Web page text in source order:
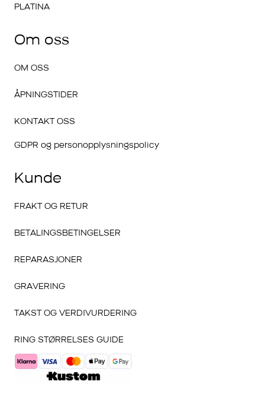
PLATINA
Om oss
OM OSS
ÅPNINGSTIDER
KONTAKT OSS
GDPR og personopplysningspolicy
Kunde
FRAKT OG RETUR
BETALINGSBETINGELSER
REPARASJONER
GRAVERING
TAKST OG VERDIVURDERING
RING STØRRELSES GUIDE